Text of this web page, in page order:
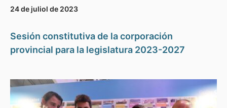
24 de juliol de 2023
Sesión constitutiva de la corporación
provincial para la legislatura 2023-2027